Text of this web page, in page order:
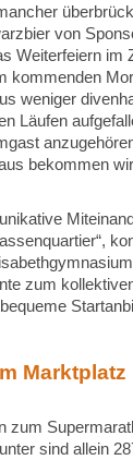
von
Weiterfeiern
kommenden
weniger
Läufen
bekommen
zum
Marktplatz
zum
sind allein